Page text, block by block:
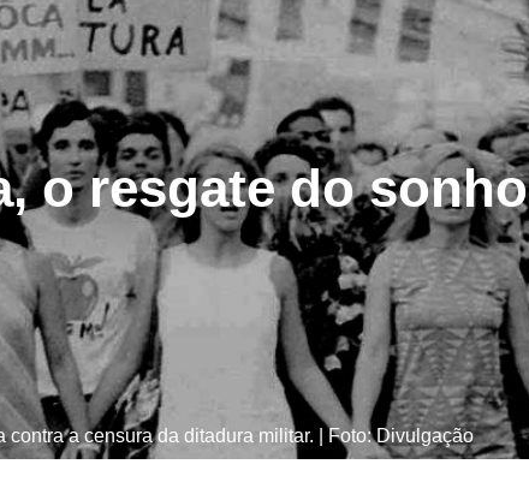
o resgate do sonho
contra a censura da ditadura militar. | Foto: Divulgação